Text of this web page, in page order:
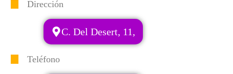
Dirección
C. Del Desert, 11,
Teléfono